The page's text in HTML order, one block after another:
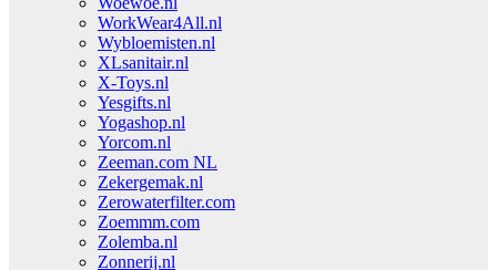
WorkWear4All.nl
Wybloemisten.nl
XLsanitair.nl
X-Toys.nl
Yesgifts.nl
Yogashop.nl
Yorcom.nl
Zeeman.com NL
Zekergemak.nl
Zerowaterfilter.com
Zoemmm.com
Zolemba.nl
Zonnerij.nl